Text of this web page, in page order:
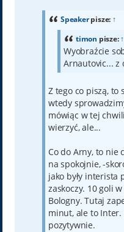
Speakerpisze: ↑
timon pisze:↑
Wyobraźcie
Arnautovic... z
Z tego co piszą, to
wtedy
mówiąc w tej
wierzyć, ale...
Co do Arny, to nie
na spokojnie, -
jako były interista
zaskoczy. 10 goli
Bologny. Tutaj
minut, ale to
pozytywnie.